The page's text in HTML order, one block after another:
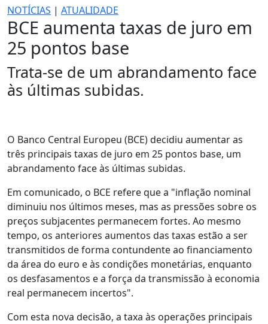
NOTÍCIAS | ATUALIDADE
BCE aumenta taxas de juro em
25 pontos base
Trata-se de um abrandamento face
às últimas subidas.
O Banco Central Europeu (BCE) decidiu aumentar as
três principais taxas de juro em 25 pontos base, um
abrandamento face às últimas subidas.
Em comunicado, o BCE refere que a "inflação nominal
diminuiu nos últimos meses, mas as pressões sobre os
preços subjacentes permanecem fortes. Ao mesmo
tempo, os anteriores aumentos das taxas estão a ser
transmitidos de forma contundente ao financiamento
da área do euro e às condições monetárias, enquanto
os desfasamentos e a força da transmissão à economia
real permanecem incertos".
Com esta nova decisão, a taxa às operações principais